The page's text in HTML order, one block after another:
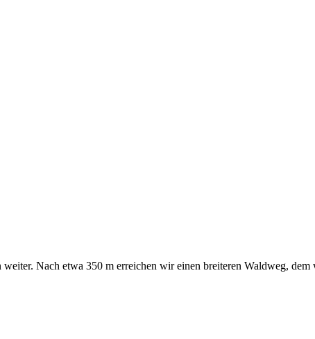
Nach etwa 350 m erreichen wir einen breiteren Waldweg,